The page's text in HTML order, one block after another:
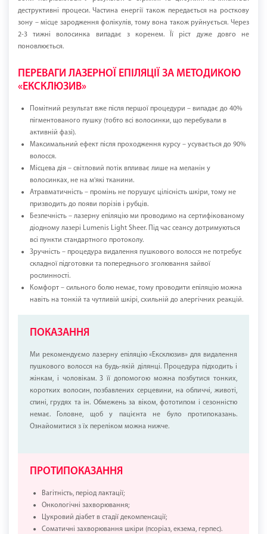
деструктивні процеси. Частина енергії також передається на росткову
зону – місце зародження фолікулів, тому вона також руйнується. Через
2-3 тижні волосинка випадає з коренем. Її ріст дуже довго не
поновлюється.
ПЕРЕВАГИ ЛАЗЕРНОЇ ЕПІЛЯЦІЇ ЗА МЕТОДИКОЮ
«ЕКСКЛЮЗИВ»
Помітний результат вже після першої процедури – випадає до 40%
пігментованого пушку (тобто всі волосинки, що перебували в
активній фазі).
Максимальний ефект після проходження курсу – усувається до 90%
волосся.
Місцева дія – світловий потік впливає лише на меланін у
волосинках, не на м'які тканини.
Атравматичність – промінь не порушує цілісність шкіри, тому не
призводить до появи порізів і рубців.
Безпечність – лазерну епіляцію ми проводимо на сертифікованому
діодному лазері Lumenis Light Sheer. Під час сеансу дотримуються
всі пункти стандартного протоколу.
Зручність – процедура видалення пушкового волосся не потребує
складної підготовки та попереднього зголювання зайвої
рослинності.
Комфорт – сильного болю немає, тому проводити епіляцію можна
навіть на тонкій та чутливій шкірі, схильній до алергічних реакцій.
ПОКАЗАННЯ
Ми рекомендуємо лазерну епіляцію «Ексклюзив» для видалення
пушкового волосся на будь-якій ділянці. Процедура підходить і
жінкам, і чоловікам. З її допомогою можна позбутися тонких,
коротких волосин, позбавлених серцевини, на обличчі, животі,
спині, грудях та ін. Обмежень за віком, фототипом і сезонністю
немає. Головне, щоб у пацієнта не було протипоказань.
Ознайомитися з їх переліком можна нижче.
ПРОТИПОКАЗАННЯ
Вагітність, період лактації;
Онкологічні захворювання;
Цукровий діабет в стадії декомпенсації;
Соматичні захворювання шкіри (псоріаз, екзема, герпес).